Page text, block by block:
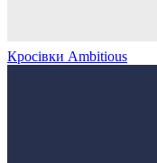
Кросівки Ambitious